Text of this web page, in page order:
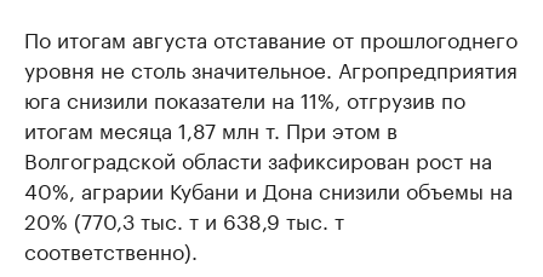
По итогам августа отставание от прошлогоднего
уровня не столь значительное. Агропредприятия
юга снизили показатели на 11%, отгрузив по
итогам месяца 1,87 млн т. При этом в
Волгоградской области зафиксирован рост на
40%, аграрии Кубани и Дона снизили объемы на
20% (770,3 тыс. т и 638,9 тыс. т
соответственно).